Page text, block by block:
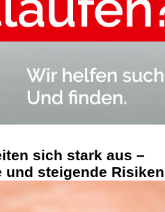
sich stark aus –
steigende Risiken